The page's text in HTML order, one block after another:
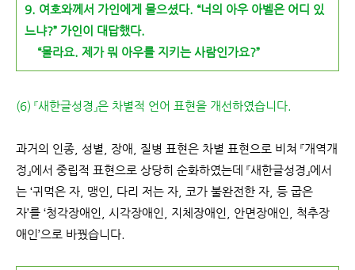
9. 여호와께서 가인에게 물으셨다. “너의 아우 아벨은 어디 있
느냐?” 가인이 대답했다.
“몰라요. 제가 뭐 아우를 지키 는 사람인가요?”
(6) 『새한글성경』은 차별적 언어 표현을 개선하였습니다.
과거의 인종, 성별, 장애, 질병 표현은 차별 표현으로 비쳐 『개역개
정』에서 중립적 표현으로 상당히 순화하였는데 『새한글성경』에서
는 ‘귀먹은 자, 맹인, 다리 저는 자, 코가 불완전한 자, 등 굽은
자’를 ‘청각장애인, 시각장애인, 지체장애인, 안면장애인, 척추장
애인’으로 바꿨습니다.